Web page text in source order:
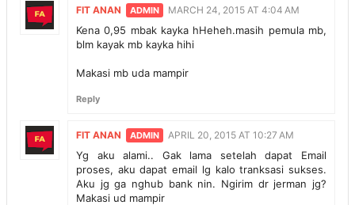
FIT ANAN MARCH 24, 2015 AT 4:04 AM
Kena 0,95 mbak kayka hHeheh.masih pemula mb,
blm kayak mb kayka hihi
Makasi mb uda mampir
Reply
FIT ANAN APRIL 20, 2015 AT 10:27 AM
Yg aku alami.. Gak lama setelah dapat Email
proses, aku dapat email lg kalo tranksasi sukses.
Aku jg ga nghub bank nin. Ngirim dr jerman jg?
Makasi ud mampir